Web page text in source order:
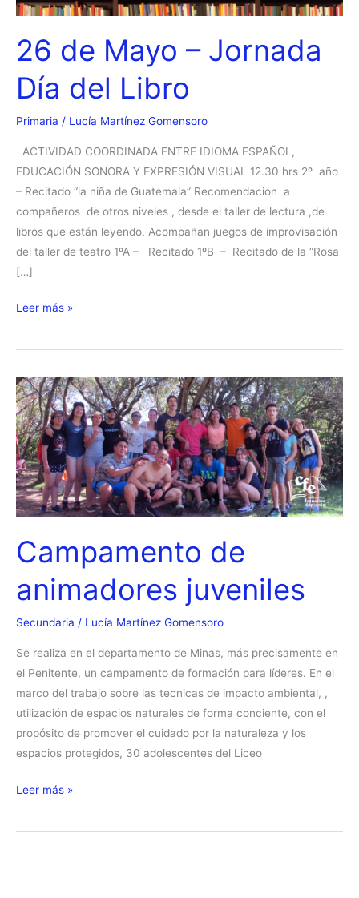
26 de Mayo – Jornada
Día del Libro
Primaria / Lucía Martínez Gomensoro
ACTIVIDAD COORDINADA ENTRE IDIOMA ESPAÑOL,
EDUCACIÓN SONORA Y EXPRESIÓN VISUAL 12.30 hrs 2º año
– Recitado “la niña de Guatemala” Recomendación a
compañeros de otros niveles , desde el taller de lectura ,de
libros que están leyendo. Acompañan juegos de improvisación
del taller de teatro 1ºA – Recitado 1ºB – Recitado de la “Rosa
[…]
26
Mayo
Jornada
Día
del
Libro
Leer más »
Campamento de
animadores juveniles
Secundaria / Lucía Martínez Gomensoro
Se realiza en el departamento de Minas, más precisamente en
el Penitente, un campamento de formación para líderes. En el
marco del trabajo sobre las tecnicas de impacto ambiental, ,
utilización de espacios naturales de forma conciente, con el
propósito de promover el cuidado por la naturaleza y los
espacios protegidos, 30 adolescentes del Liceo
Campamento
animadores
Leer más »